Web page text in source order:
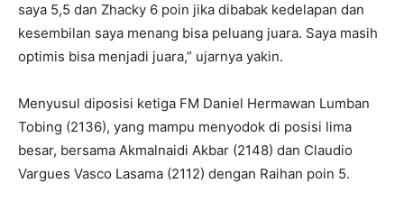
saya 5,5 dan Zhacky 6 poin jika dibabak kedelapan dan
kesembilan saya menang bisa peluang juara. Saya masih
optimis bisa menjadi juara,” ujarnya yakin.
Menyusul diposisi ketiga FM Daniel Hermawan Lumban
Tobing (2136), yang mampu menyodok di posisi lima
besar, bersama Akmalnaidi Akbar (2148) dan Claudio
Vargues Vasco Lasama (2112) dengan Raihan poin 5.